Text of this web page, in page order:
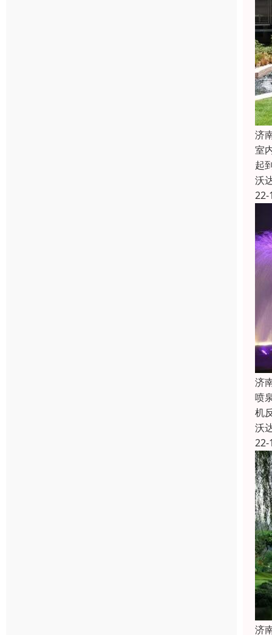
济
室
起
沃
22-
济
喷
机
沃
22-
济